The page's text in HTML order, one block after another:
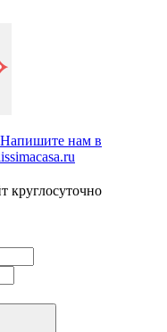
Напишите нам в
круглосуточно